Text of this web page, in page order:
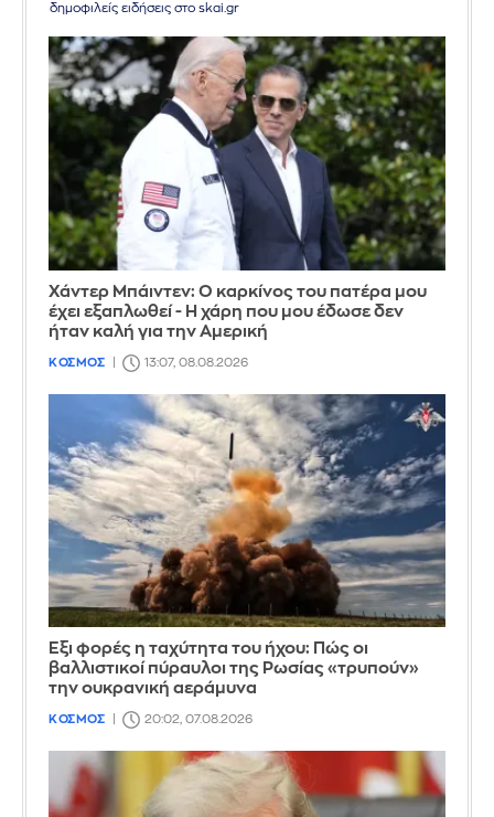
δημοφιλείς ειδήσεις στο skai.gr
Χάντερ Μπάιντεν: Ο καρκίνος του πατέρα μου
έχει εξαπλωθεί - Η χάρη που μου έδωσε δεν
ήταν καλή για την Αμερική
ΚΟΣΜΟΣ 13:07, 08.08.2026
Έξι φορές η ταχύτητα του ήχου: Πώς οι
βαλλιστικοί πύραυλοι της Ρωσίας «τρυπούν»
την ουκρανική αεράμυνα
ΚΟΣΜΟΣ 20:02, 07.08.2026